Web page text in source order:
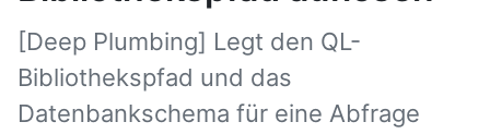
[Deep Plumbing] Legt den QL-
Bibliothekspfad und das
Datenbankschema für eine Abfrage